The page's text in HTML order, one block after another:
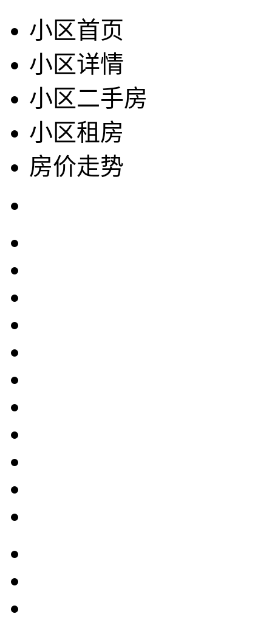
小区首页
小区详情
小区二手房
小区租房
房价走势